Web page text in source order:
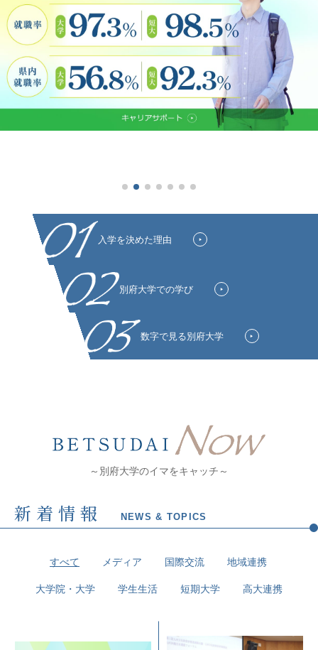
入学を決めた理由
別府大学での学び
数字で見る別府大学
～別府大学のイマをキャッチ～
新着情報 NEWS & TOPICS
すべて メディア 国際交流
地域連携
大学院・大学
学生生活 短期大学 高大連携